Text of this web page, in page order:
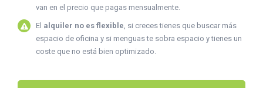
van en el precio que pagas mensualmente.
El alquiler no es flexible, si creces tienes que buscar más
espacio de oficina y si menguas te sobra espacio y tienes un
coste que no está bien optimizado.